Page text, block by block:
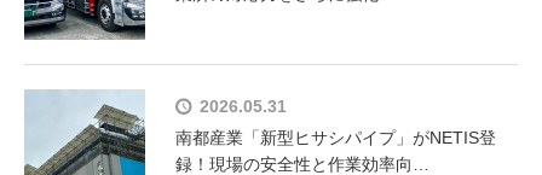
2026.05.31
南都産業「新型ヒサシパイプ」がNETIS登
録！現場の安全性と作業効率向…